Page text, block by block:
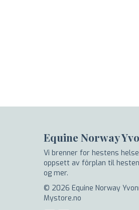
Equine Norway
Vi brenner for hestens
oppsett av fôrplan til
og mer.
© 2026 Equine Norway
Mystore.no